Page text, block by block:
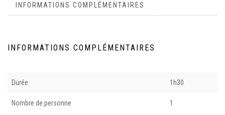
INFORMATIONS COMPLÉMENTAIRES
INFORMATIONS COMPLÉMENTAIRES
Durée 1h30
Nombre de personne 1